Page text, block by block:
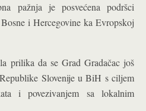
pažnja je posvećena podršci
i Hercegovine ka Evropskoj
prilika da se Grad Gradačac još
Slovenije u BiH s ciljem
i povezivanjem sa lokalnim